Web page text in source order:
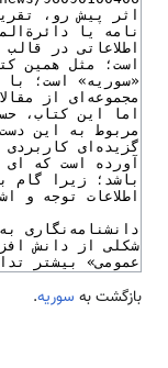
بازگشت به سوریه.